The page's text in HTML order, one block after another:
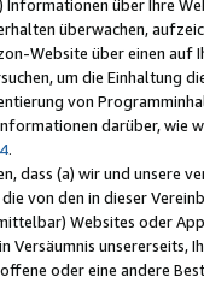
Informationen über Ihre
überwachen,
Website über einen
um die Einhaltung
von
darüber, wie
.
dass (a) wir und
von den in dieser
Websites oder
Versäumnis unsererseits,
oder eine andere